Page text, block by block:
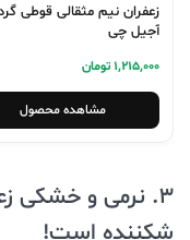
زعفران نیم مثقالی قوطی
آجیل چی
1,215,000 تومان
مشاهده محصول
3. نرمی و خشکی
شکننده است!